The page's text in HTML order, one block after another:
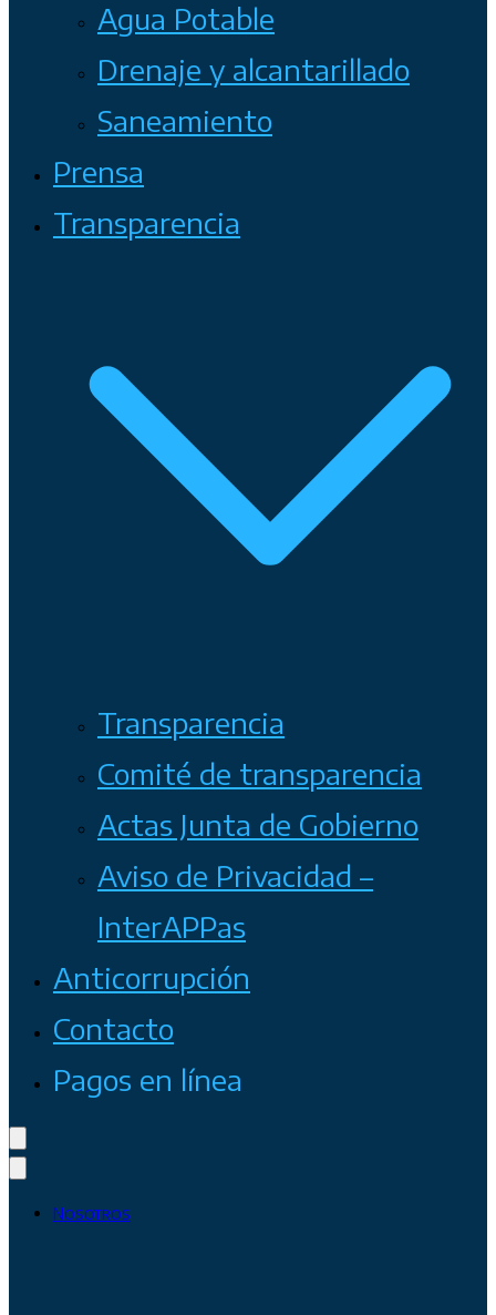
Agua Potable
Drenaje y alcantarillado
Saneamiento
Prensa
Transparencia
Transparencia
Comité de transparencia
Actas Junta de Gobierno
Aviso de Privacidad –
InterAPPas
Anticorrupción
Contacto
Pagos en línea
Nosotros